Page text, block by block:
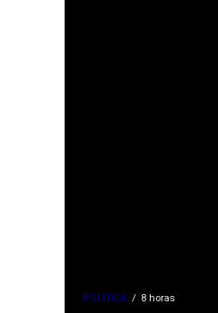
POLÍTICA 8 horas